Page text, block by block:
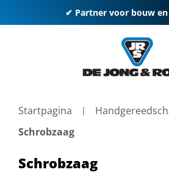
✔ Partner voor bouw
Startpagina
Schrobzaag
Schrobzaag